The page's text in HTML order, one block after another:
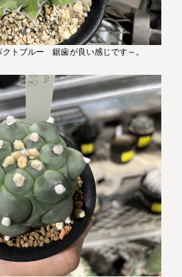
ブルー 鋸歯が良い感じです～。